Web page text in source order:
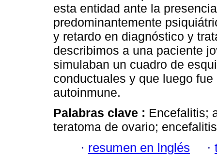
esta entidad ante la
predominantemente
y retardo en diagnóstico y
describimos a una paciente
simulaban un cuadro de
conductuales y que luego
autoinmune.
Palabras clave : Encefalitis;
teratoma de ovario;
· resumen en Inglés ·